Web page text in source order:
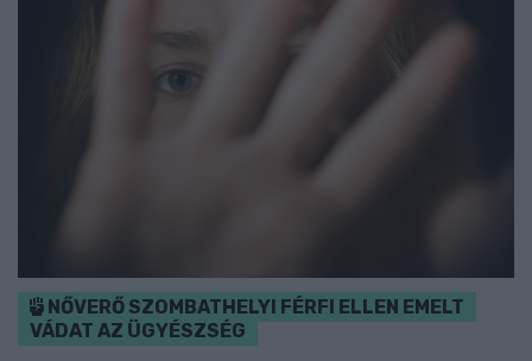
NŐVERŐ SZOMBATHELYI FÉRFI ELLEN EMELT
VÁDAT AZ ÜGYÉSZSÉG